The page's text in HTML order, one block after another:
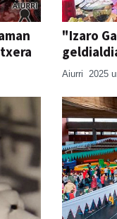
"Izaro
Aiurri 2025